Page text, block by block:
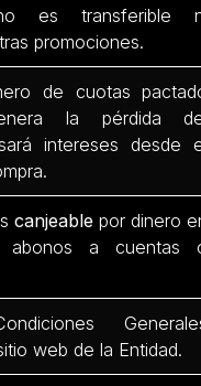
es transferible
promociones.
de cuotas
la pérdida
intereses desde
canjeable por dinero
a cuentas
web de la Entidad.